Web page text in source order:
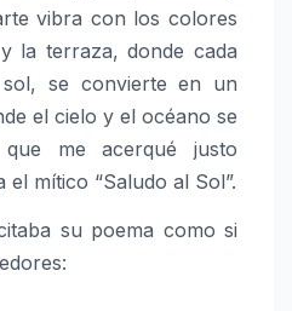
vibra con los colores
la terraza, donde cada
se convierte en un
el cielo y el océano se
que me acerqué justo
mítico “Saludo al Sol”.
su poema como si